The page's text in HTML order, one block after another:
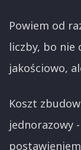
Powiem od
liczby, bo nie
jakościowo,
Koszt
jednorazowy